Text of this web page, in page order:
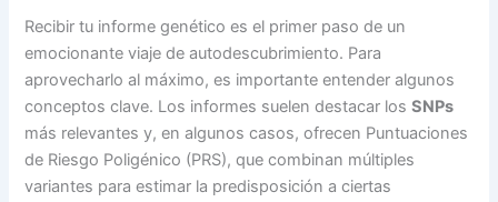
Recibir tu informe genético es el primer paso de un
emocionante viaje de autodescubrimiento. Para
aprovecharlo al máximo, es importante entender algunos
conceptos clave. Los informes suelen destacar losSNPs
más relevantes y, en algunos casos, ofrecen Puntuaciones
de Riesgo Poligénico (PRS), que combinan múltiples
variantes para estimar la predisposición a ciertas